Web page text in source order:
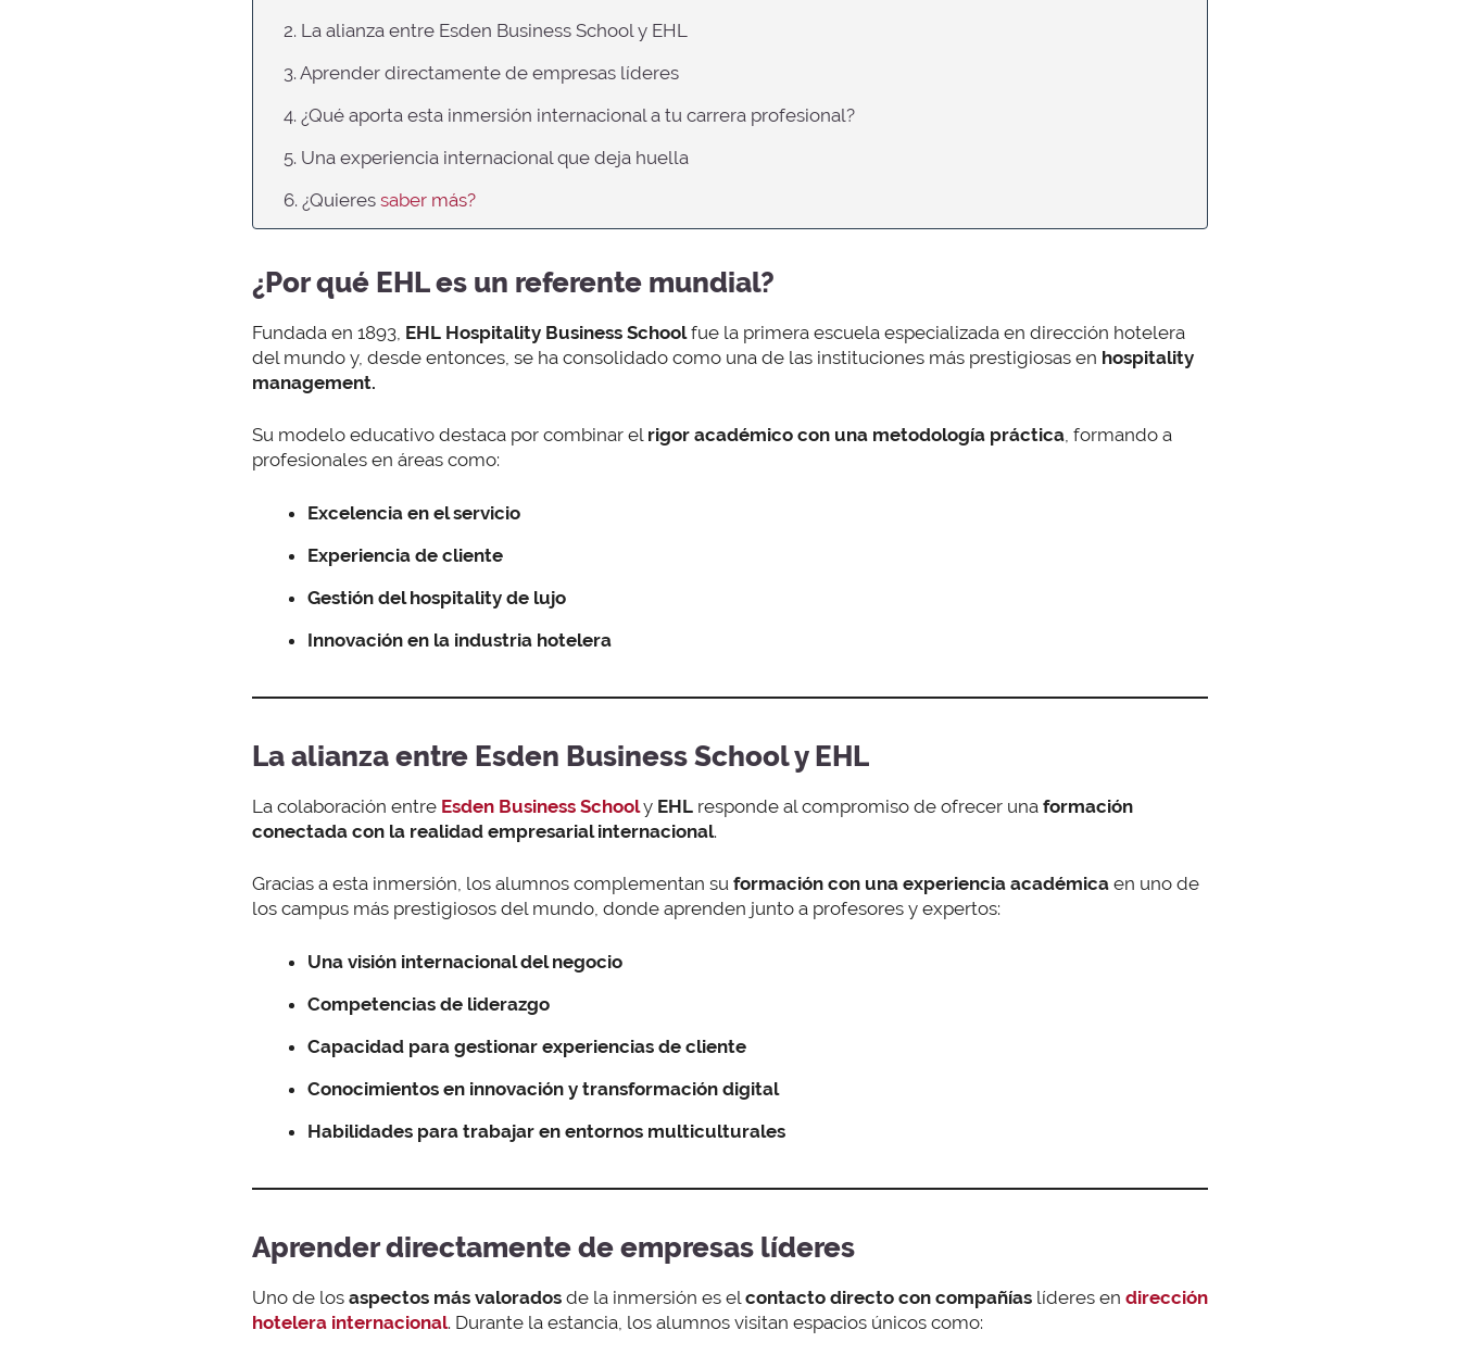
2. La alianza entre Esden Business School y EHL
3. Aprender directamente de empresas líderes
4. ¿Qué aporta esta inmersión internacional a tu carrera profesional?
5. Una experiencia internacional que deja huella
6. ¿Quieres saber más?
¿Por qué EHL es un referente mundial?
Fundada en 1893, EHL Hospitality Business Schoolfue la primera escuela especializada en dirección hotelera
del mundo y, desde entonces, se ha consolidado como una de las instituciones más prestigiosas en hospitality
management.
Su modelo educativo destaca por combinar el rigor académico con una metodología práctica, formando a
profesionales en áreas como:
Excelencia en el servicio
Experiencia de cliente
Gestión del hospitality de lujo
Innovación en la industria hotelera
La alianza entre Esden Business School y EHL
La colaboración entre Esden Business Schooly EHL responde al compromiso de ofrecer una formación
conectada con la realidad empresarial internacional.
Gracias a esta inmersión, los alumnos complementan su formación con una experiencia académica en uno de
los campus más prestigiosos del mundo, donde aprenden junto a profesores y expertos:
Una visión internacional del negocio
Competencias de liderazgo
Capacidad para gestionar experiencias de cliente
Conocimientos en innovación y transformación digital
Habilidades para trabajar en entornos multiculturales
Aprender directamente de empresas líderes
Uno de los aspectos más valorados de la inmersión es el contacto directo con compañías líderes en dirección
hotelera internacional. Durante la estancia, los alumnos visitan espacios únicos como: